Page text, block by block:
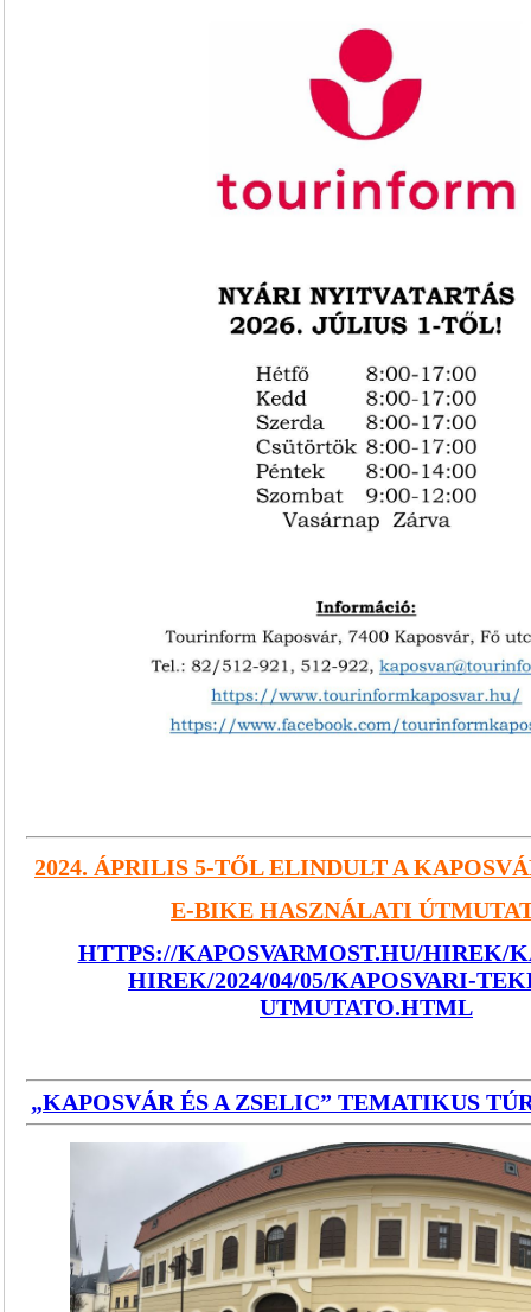
2024. ÁPRILIS 5-TŐL ELINDULT A
E-BIKE HASZNÁLATI
HTTPS://KAPOSVARMOST.HU/HIREK/
HIREK/2024/04/05/KAPOSVARI-
UTMUTATO.HTML
„KAPOSVÁR ÉS A ZSELIC” TEMATIKUS